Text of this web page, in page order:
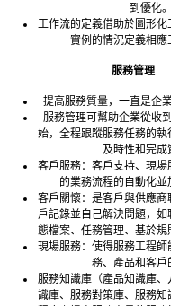
到優化。
工作流的定義借助於圖形
實例的情況定義相應
服務管理
提高服務質量，一直是企
服務管理可幫助企業從收
始，全程跟蹤服務任務的
及時性和完成
客戶服務：客戶支持、現場
的業務流程的自動化並
客戶關懷：是客戶與供應
戶記錄並自己解決問題，
態檔案、任務管理、基於規
現場服務：使得服務工程
務、產品和客戶
服務知識庫（產品知識庫
識庫、服務對策庫、服務